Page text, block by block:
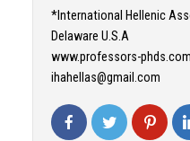
*International Hellenic
Delaware U.S.A
www.professors-phds.com
ihahellas@gmail.com